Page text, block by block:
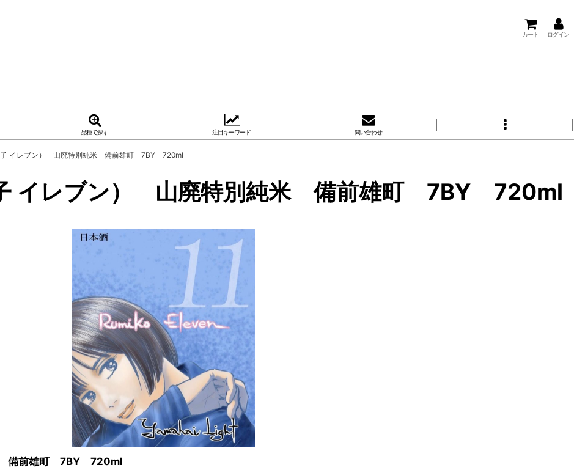
カート ログイン
品種で探す 注目キーワード 問い合わせ
子 イレブン） 山廃特別純米 備前雄町 7BY 720ml
イレブン） 山廃特別純米 備前雄町 7BY 720ml
備前雄町 7BY 720ml